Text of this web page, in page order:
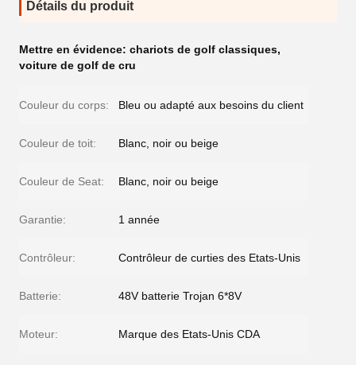
Détails du produit
Mettre en évidence: chariots de golf classiques,
voiture de golf de cru
Couleur du corps: Bleu ou adapté aux besoins du client
Couleur de toit: Blanc, noir ou beige
Couleur de Seat: Blanc, noir ou beige
Garantie: 1 année
Contrôleur: Contrôleur de curties des Etats-Unis
Batterie: 48V batterie Trojan 6*8V
Moteur: Marque des Etats-Unis CDA